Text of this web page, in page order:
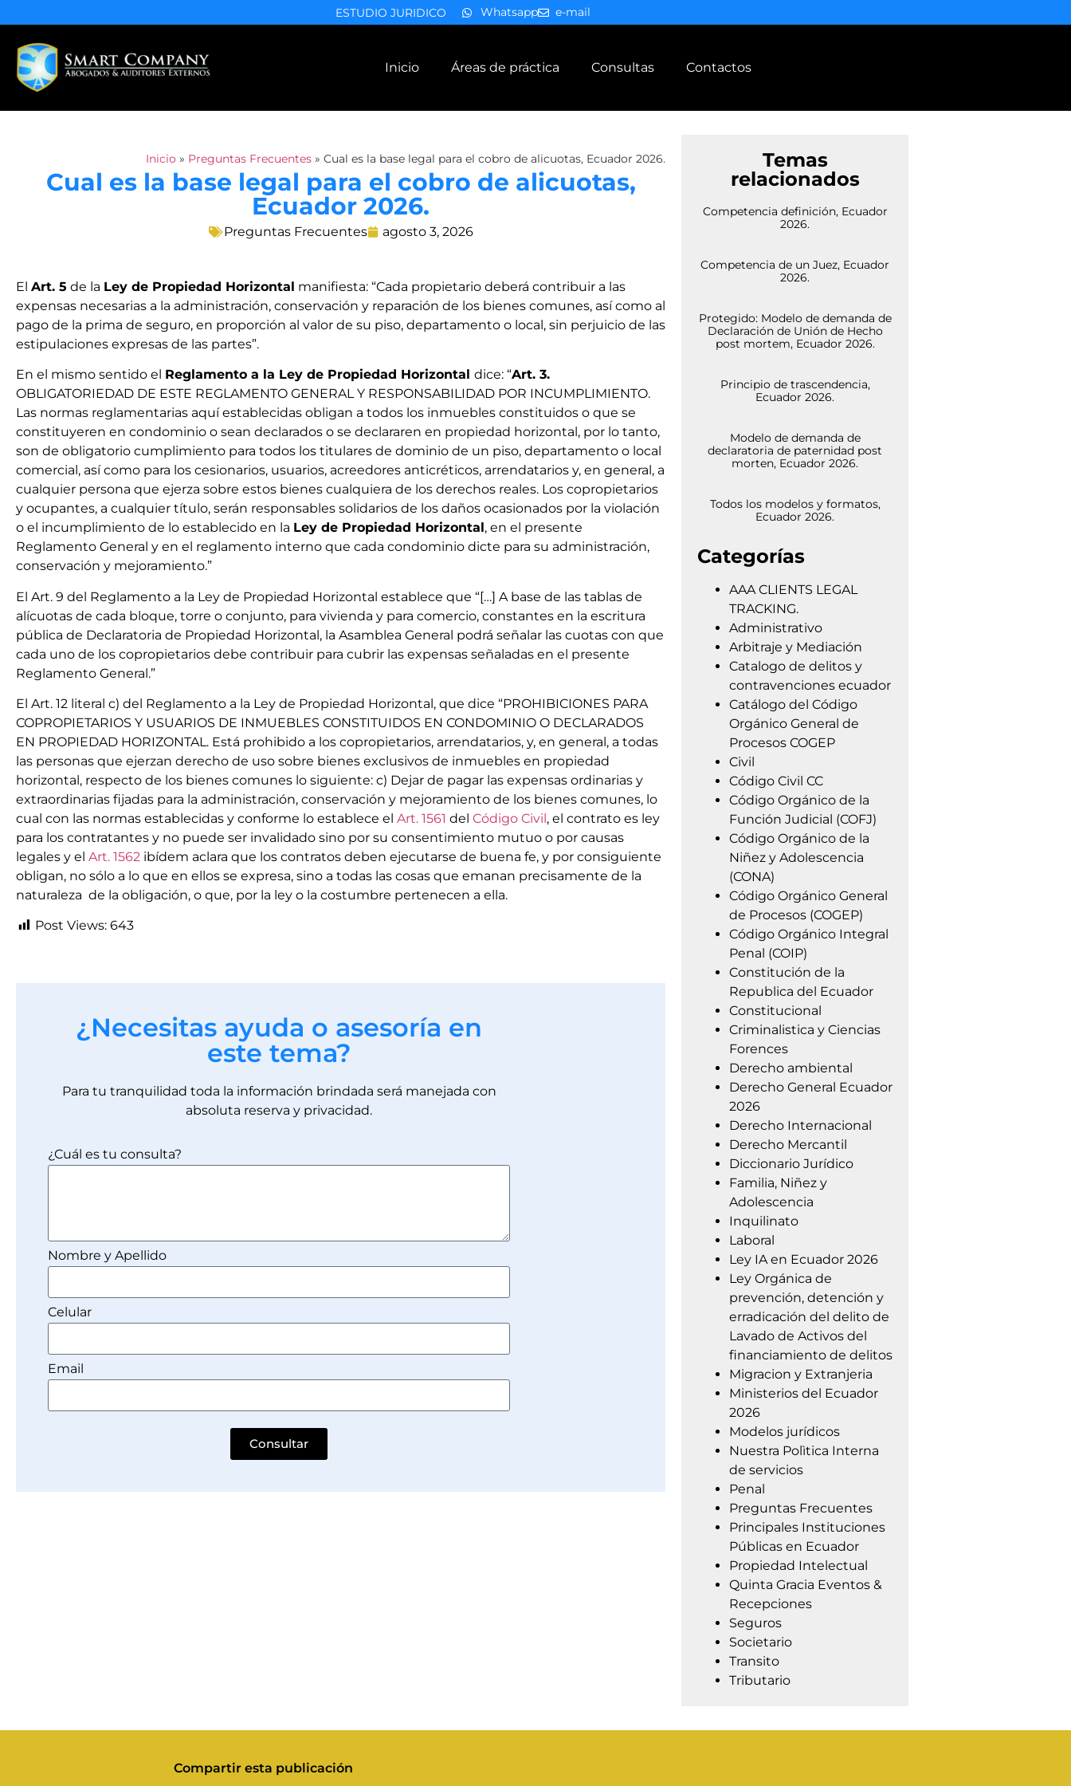
ESTUDIO JURIDICO Whatsapp e-mail
Inicio Áreas de práctica Consultas Contactos
Inicio » Preguntas Frecuentes » Cual es la base legal para el cobro de alicuotas, Ecuador 2026.
Cual es la base legal para el cobro de alicuotas,
Ecuador 2026.
Preguntas Frecuentes agosto 3, 2026
El Art. 5 de la Ley de Propiedad Horizontal manifiesta: “Cada propietario deberá contribuir a las
expensas necesarias a la administración, conservación y reparación de los bienes comunes, así como al
pago de la prima de seguro, en proporción al valor de su piso, departamento o local, sin perjuicio de las
estipulaciones expresas de las partes”.
En el mismo sentido el Reglamento a la Ley de Propiedad Horizontal dice: “Art. 3.
OBLIGATORIEDAD DE ESTE REGLAMENTO GENERAL Y RESPONSABILIDAD POR INCUMPLIMIENTO.
Las normas reglamentarias aquí establecidas obligan a todos los inmuebles constituidos o que se
constituyeren en condominio o sean declarados o se declararen en propiedad horizontal, por lo tanto,
son de obligatorio cumplimiento para todos los titulares de dominio de un piso, departamento o local
comercial, así como para los cesionarios, usuarios, acreedores anticréticos, arrendatarios y, en general, a
cualquier persona que ejerza sobre estos bienes cualquiera de los derechos reales. Los copropietarios
y ocupantes, a cualquier título, serán responsables solidarios de los daños ocasionados por la violación
o el incumplimiento de lo establecido en la Ley de Propiedad Horizontal, en el presente
Reglamento General y en el reglamento interno que cada condominio dicte para su administración,
conservación y mejoramiento.”
El Art. 9 del Reglamento a la Ley de Propiedad Horizontal establece que “[…] A base de las tablas de
alícuotas de cada bloque, torre o conjunto, para vivienda y para comercio, constantes en la escritura
pública de Declaratoria de Propiedad Horizontal, la Asamblea General podrá señalar las cuotas con que
cada uno de los copropietarios debe contribuir para cubrir las expensas señaladas en el presente
Reglamento General.”
El Art. 12 literal c) del Reglamento a la Ley de Propiedad Horizontal, que dice “PROHIBICIONES PARA
COPROPIETARIOS Y USUARIOS DE INMUEBLES CONSTITUIDOS EN CONDOMINIO O DECLARADOS
EN PROPIEDAD HORIZONTAL. Está prohibido a los copropietarios, arrendatarios, y, en general, a todas
las personas que ejerzan derecho de uso sobre bienes exclusivos de inmuebles en propiedad
horizontal, respecto de los bienes comunes lo siguiente: c) Dejar de pagar las expensas ordinarias y
extraordinarias fijadas para la administración, conservación y mejoramiento de los bienes comunes, lo
cual con las normas establecidas y conforme lo establece el Art. 1561 del Código Civil, el contrato es ley
para los contratantes y no puede ser invalidado sino por su consentimiento mutuo o por causas
legales y el Art. 1562 ibídem aclara que los contratos deben ejecutarse de buena fe, y por consiguiente
obligan, no sólo a lo que en ellos se expresa, sino a todas las cosas que emanan precisamente de la
naturaleza de la obligación, o que, por la ley o la costumbre pertenecen a ella.
Post Views: 643
¿Necesitas ayuda o asesoría en
este tema?
Para tu tranquilidad toda la información brindada será manejada con
absoluta reserva y privacidad.
¿Cuál es tu consulta?
Nombre y Apellido
Celular
Email
Consultar
Temas
relacionados
Competencia definición, Ecuador
2026.
Competencia de un Juez, Ecuador
2026.
Protegido: Modelo de demanda de
Declaración de Unión de Hecho
post mortem, Ecuador 2026.
Principio de trascendencia,
Ecuador 2026.
Modelo de demanda de
declaratoria de paternidad post
morten, Ecuador 2026.
Todos los modelos y formatos,
Ecuador 2026.
Categorías
AAA CLIENTS LEGAL
TRACKING.
Administrativo
Arbitraje y Mediación
Catalogo de delitos y
contravenciones ecuador
Catálogo del Código
Orgánico General de
Procesos COGEP
Civil
Código Civil CC
Código Orgánico de la
Función Judicial (COFJ)
Código Orgánico de la
Niñez y Adolescencia
(CONA)
Código Orgánico General
de Procesos (COGEP)
Código Orgánico Integral
Penal (COIP)
Constitución de la
Republica del Ecuador
Constitucional
Criminalistica y Ciencias
Forences
Derecho ambiental
Derecho General Ecuador
2026
Derecho Internacional
Derecho Mercantil
Diccionario Jurídico
Familia, Niñez y
Adolescencia
Inquilinato
Laboral
Ley IA en Ecuador 2026
Ley Orgánica de
prevención, detención y
erradicación del delito de
Lavado de Activos del
financiamiento de delitos
Migracion y Extranjeria
Ministerios del Ecuador
2026
Modelos jurídicos
Nuestra Polìtica Interna
de servicios
Penal
Preguntas Frecuentes
Principales Instituciones
Públicas en Ecuador
Propiedad Intelectual
Quinta Gracia Eventos &
Recepciones
Seguros
Societario
Transito
Tributario
Compartir esta publicación